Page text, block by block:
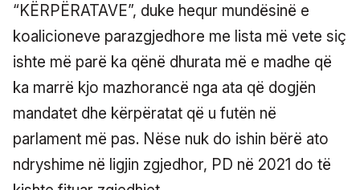
“KËRPËRATAVE”, duke hequr mundësinë e
koalicioneve parazgjedhore me lista më vete siç
ishte më parë ka qënë dhurata më e madhe që
ka marrë kjo mazhorancë nga ata që dogjën
mandatet dhe kërpëratat që u futën në
parlament më pas. Nëse nuk do ishin bërë ato
ndryshime në ligjin zgjedhor, PD në 2021 do të